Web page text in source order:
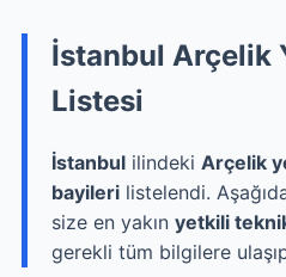
İstanbul Arçelik
Listesi
İstanbulilindeki Arçelik
bayilerilistelendi.
size en yakın yetkili
gerekli tüm bilgilere